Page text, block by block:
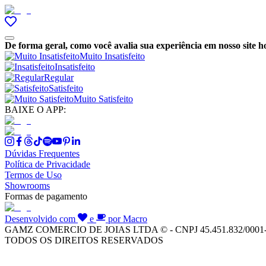
De forma geral, como você avalia sua experiência em nosso site
Muito Insatisfeito
Insatisfeito
Regular
Satisfeito
Muito Satisfeito
BAIXE O APP:
Dúvidas Frequentes
Política de Privacidade
Termos de Uso
Showrooms
Formas de pagamento
Desenvolvido com e
por Macro
GAMZ COMERCIO DE JOIAS LTDA © - CNPJ 45.451.832/
TODOS OS DIREITOS RESERVADOS